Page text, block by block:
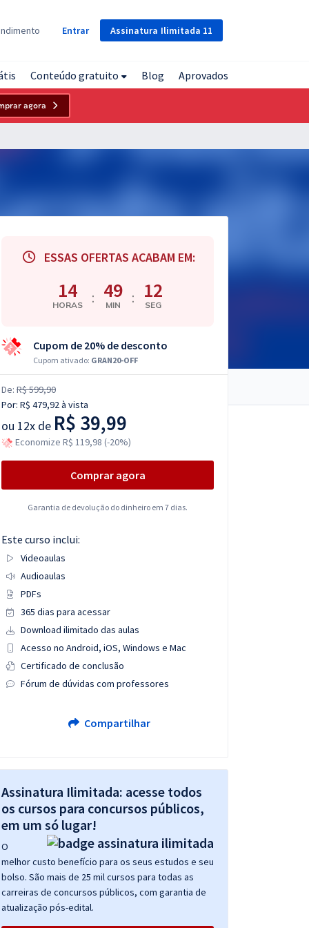
Assinatura Ilimitada 11
Entrar
Conteúdo gratuito Blog Aprovados
agora
ESSAS OFERTAS ACABAM EM:
14
HORAS : 49
MIN : 11
SEG
Cupom de 20% de desconto
Cupom ativado: GRAN20-OFF
De: R$ 599,90
Por: R$ 479,92à vista
ou 12x de R$ 39,99
Economize R$ 119,98 (-20%)
Comprar agora
Garantia de devolução do dinheiro em 7 dias.
Este curso inclui:
Videoaulas
Audioaulas
PDFs
365 dias para acessar
Download ilimitado das aulas
Acesso no Android, iOS, Windows e Mac
Certificado de conclusão
Fórum de dúvidas com professores
Compartilhar
Assinatura Ilimitada: acesse todos
os cursos para concursos públicos,
em um só lugar!
O
melhor custo benefício para os seus estudos e seu
bolso. São mais de 25 mil cursos para todas as
carreiras de concursos públicos, com garantia de
atualização pós-edital.